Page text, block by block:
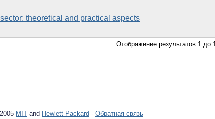
theoretical and practical aspects
Отображение результатов 1 до
MIT and Hewlett-Packard - Обратная связь